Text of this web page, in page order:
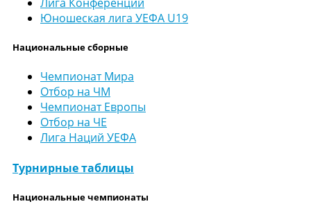
Юношеская лига УЕФА U19
Национальные сборные
Чемпионат Мира
Отбор на ЧМ
Чемпионат Европы
Отбор на ЧЕ
Лига Наций УЕФА
Турнирные таблицы
Национальные чемпионаты